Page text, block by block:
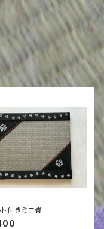
付きミニ畳